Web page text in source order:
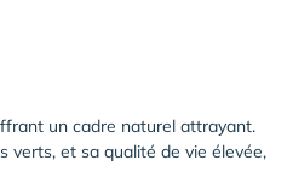
un cadre naturel attrayant.
verts, et sa qualité de vie élevée,